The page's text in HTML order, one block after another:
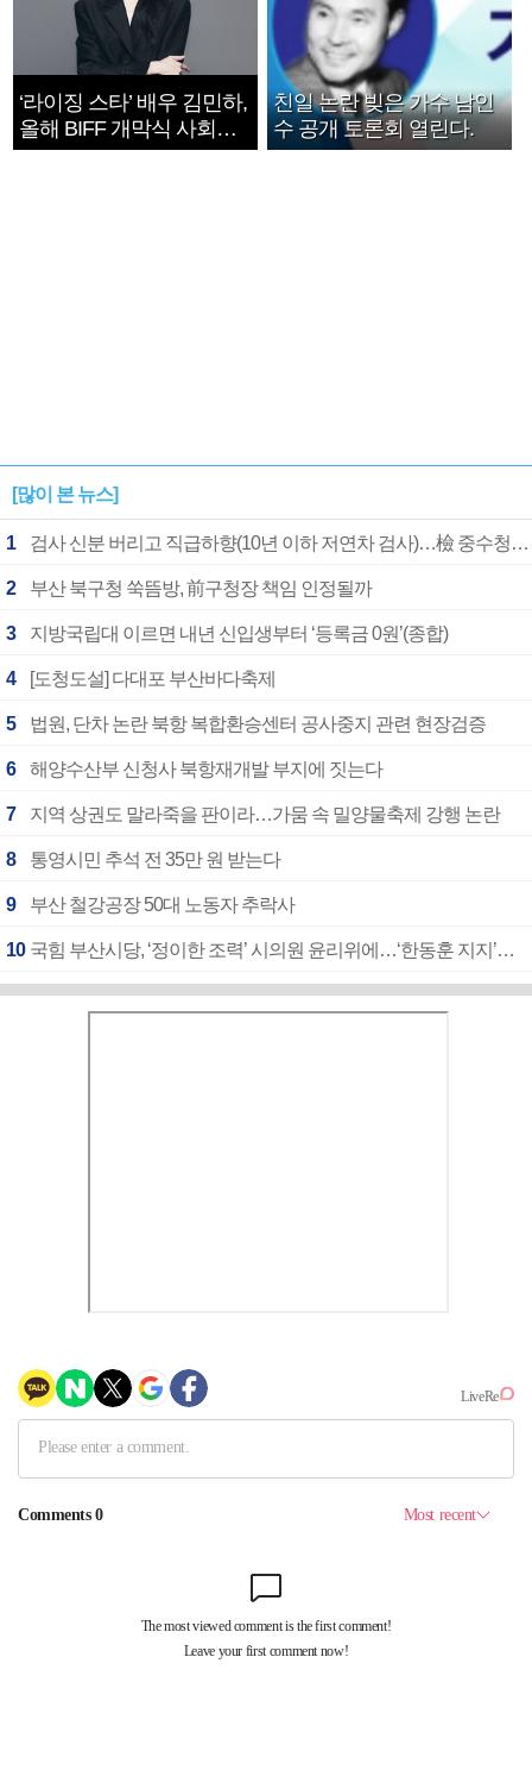
‘라이징 스타’ 배우 김민하,
올해 BIFF 개막식 사회자
확정
친일 논란 빚은 가수 남인
수 공개 토론회 열린다.
[많이 본 뉴스]
1 검사 신분 버리고 직급하향(10년 이하 저연차 검사)…檢 중수청행 기피
2 부산 북구청 쑥뜸방, 前구청장 책임 인정될까
3 지방국립대 이르면 내년 신입생부터 ‘등록금 0원’(종합)
4 [도청도설] 다대포 부산바다축제
5 법원, 단차 논란 북항 복합환승센터 공사중지 관련 현장검증
6 해양수산부 신청사 북항재개발 부지에 짓는다
7 지역 상권도 말라죽을 판이라…가뭄 속 밀양물축제 강행 논란
8 통영시민 추석 전 35만 원 받는다
9 부산 철강공장 50대 노동자 추락사
10 국힘 부산시당, ‘정이한 조력’ 시의원 윤리위에…‘한동훈 지지’도 신고접수